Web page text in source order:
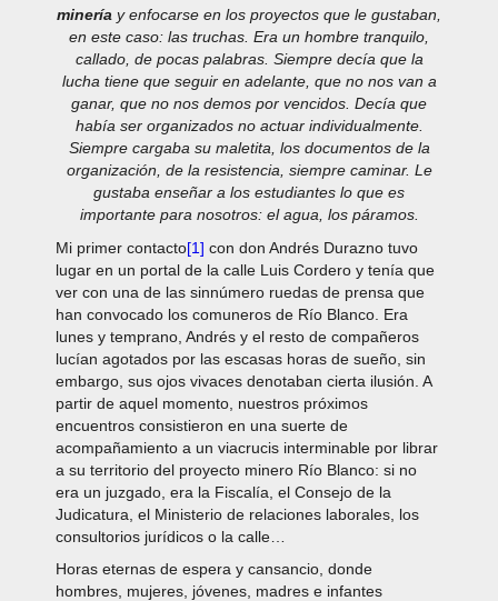
minería y enfocarse en los proyectos que le gustaban,
en este caso: las truchas. Era un hombre tranquilo,
callado, de pocas palabras. Siempre decía que la
lucha tiene que seguir en adelante, que no nos van a
ganar, que no nos demos por vencidos. Decía que
había ser organizados no actuar individualmente.
Siempre cargaba su maletita, los documentos de la
organización, de la resistencia, siempre caminar. Le
gustaba enseñar a los estudiantes lo que es
importante para nosotros: el agua, los páramos.
Mi primer contacto[1] con don Andrés Durazno tuvo
lugar en un portal de la calle Luis Cordero y tenía que
ver con una de las sinnúmero ruedas de prensa que
han convocado los comuneros de Río Blanco. Era
lunes y temprano, Andrés y el resto de compañeros
lucían agotados por las escasas horas de sueño, sin
embargo, sus ojos vivaces denotaban cierta ilusión. A
partir de aquel momento, nuestros próximos
encuentros consistieron en una suerte de
acompañamiento a un viacrucis interminable por librar
a su territorio del proyecto minero Río Blanco: si no
era un juzgado, era la Fiscalía, el Consejo de la
Judicatura, el Ministerio de relaciones laborales, los
consultorios jurídicos o la calle…
Horas eternas de espera y cansancio, donde
hombres, mujeres, jóvenes, madres e infantes